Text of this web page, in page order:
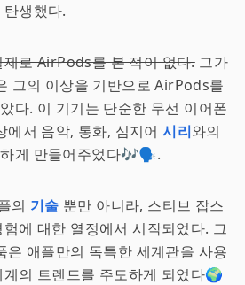
생했다.
로 AirPods를 본 적이 없다.그가
그의 이상을 기반으로 AirPods를
다. 이 기기는 단순한 무선 이어폰
에서 음악, 통화, 심지어시리와의
게 만들어주었다🎶🗣️.
의 기술 뿐만 아니라, 스티브 잡스
에 대한 열정에서 시작되었다. 그
은 애플만의 독특한 세계관을 사용
의 트렌드를 주도하게 되었다🌍